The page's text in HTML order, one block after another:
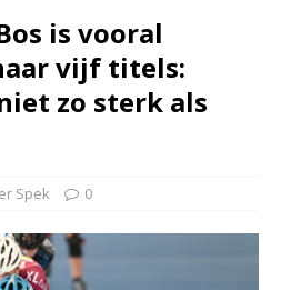
is vooral
vijf titels:
zo sterk als
Spek 0